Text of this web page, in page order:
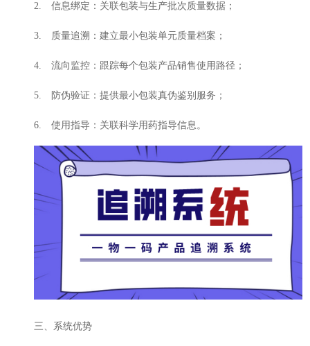
2. 信息绑定：关联包装与生产批次质量数据；
3. 质量追溯：建立最小包装单元质量档案；
4. 流向监控：跟踪每个包装产品销售使用路径；
5. 防伪验证：提供最小包装真伪鉴别服务；
6. 使用指导：关联科学用药指导信息。
三、系统优势